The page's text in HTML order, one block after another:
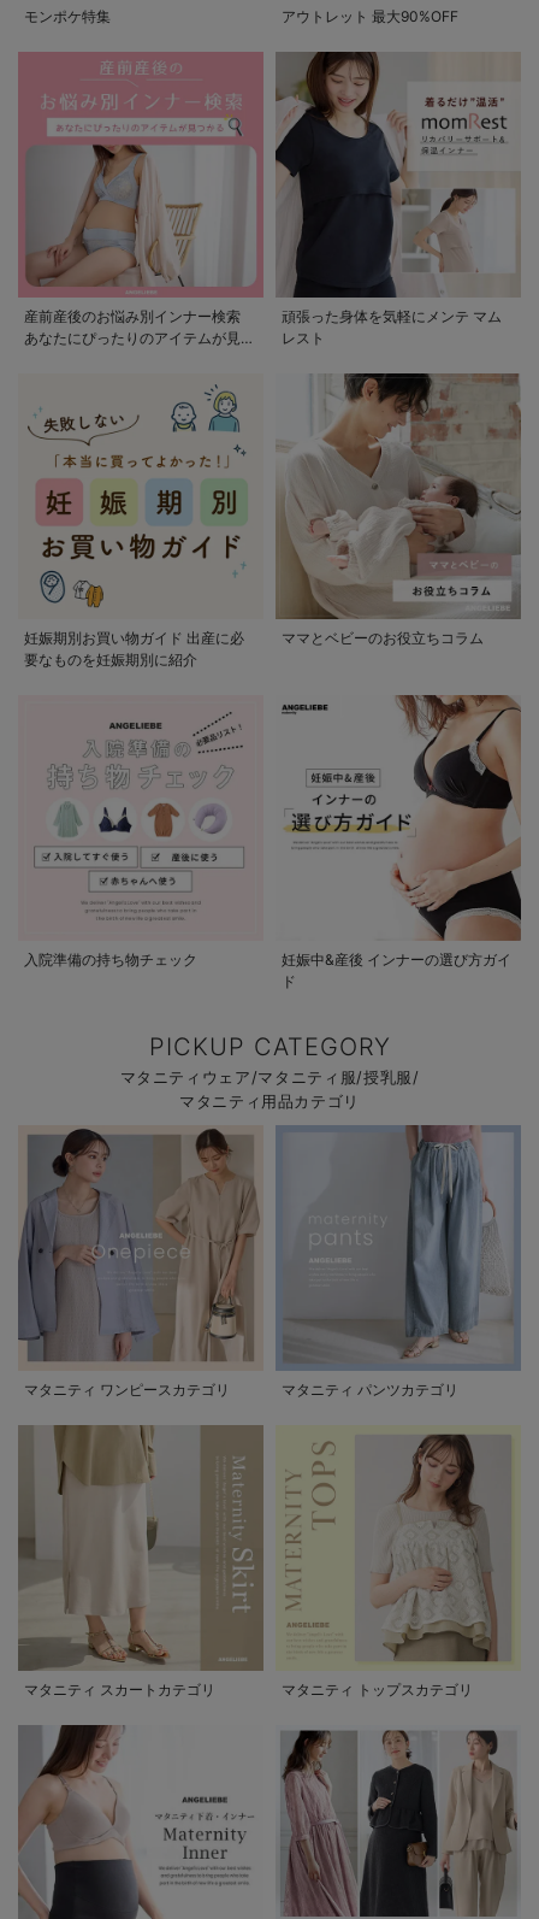
モンポケ特集 アウトレット 最大90%OFF
産前産後のお悩み別インナー検索
あなたにぴったりのアイテムが見つ
頑張った身体を気軽にメンテ マム
レスト
妊娠期別お買い物ガイド 出産に必
要なものを妊娠期別に紹介
ママとベビーのお役立ちコラム
入院準備の持ち物チェック
妊娠中&産後 インナーの選び方ガイ
ド
PICKUP CATEGORY
マタニティウェア/マタニティ服/授乳服/
マタニティ用品カテゴリ
マタニティ ワンピースカテゴリ マタニティ パンツカテゴリ
マタニティ スカートカテゴリ マタニティ トップスカテゴリ